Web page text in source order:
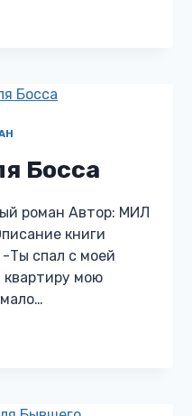
Босса
роман Автор: МИЛ
книги
Ты спал с моей
квартиру мою